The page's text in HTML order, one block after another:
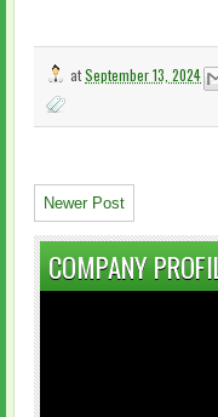
atSeptember 13, 2024
Newer Post
COMPANY